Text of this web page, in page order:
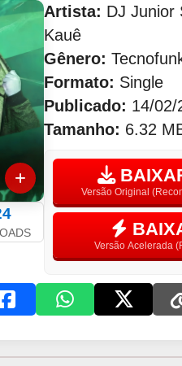
Artista: DJ Junior
Kauê
Gênero:
Formato: Single
Publicado: 14/02/
Tamanho: 6.32
Versão Original
Versão Acelerada